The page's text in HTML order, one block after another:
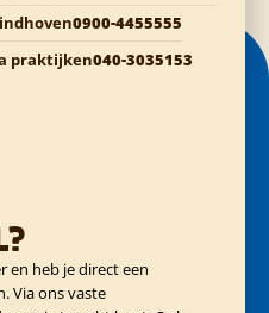
0900-4455555
praktijken040-3035153
en heb je direct een
Via ons vaste